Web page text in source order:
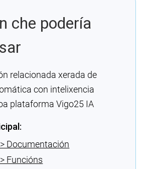
che podería
relacionada xerada de
con intelixencia
plataforma Vigo25 IA
> Documentación
> Funcións